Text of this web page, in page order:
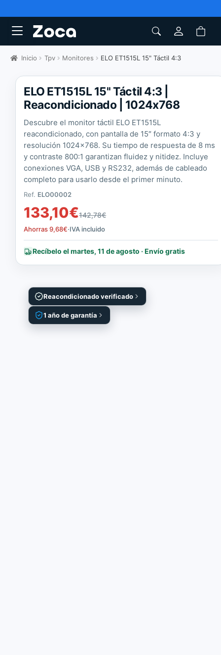
Inicio Tpv Monitores ELO ET1515L 15" Táctil 4:3
Reacondicionado verificado
1 año de garantía
ELO ET1515L 15'' Táctil 4:3 |
Reacondicionado | 1024x768
Descubre el monitor táctil ELO ET1515L
reacondicionado, con pantalla de 15″ formato 4:3 y
resolución 1024×768. Su tiempo de respuesta de 8 ms
y contraste 800:1 garantizan fluidez y nitidez. Incluye
conexiones VGA, USB y RS232, además de cableado
completo para usarlo desde el primer minuto.
Ref. ELO00002
133,10€142,78€
Ahorras9,68€·IVA incluido
Recíbelo el martes, 11 de agosto · Envío gratis